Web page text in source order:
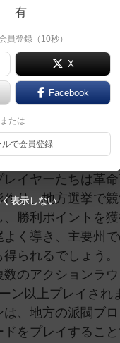
概要より抄訳
年国民の発足から
レオン・ボナパル
ス革命をカバーして
レイヤーたちは革
り、地方選挙で
勝利ポイントを獲
く導き、主要州で
られるでしょう。
数のアクションラ
ン以上プレイされ
、地方の派閥ブ
ドをプレイするこ
有
員登録（10秒）
X
Facebook
または
ルで会員登録
表示しない